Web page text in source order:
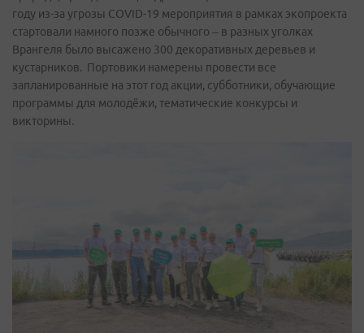
году из-за угрозы COVID-19 мероприятия в рамках экопроекта
стартовали намного позже обычного – в разных уголках
Врангеля было высажено 300 декоративных деревьев и
кустарников. Портовики намерены провести все
запланированные на этот год акции, субботники, обучающие
программы для молодёжи, тематические конкурсы и
викторины.